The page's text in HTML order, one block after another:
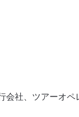
社、ツアーオペ